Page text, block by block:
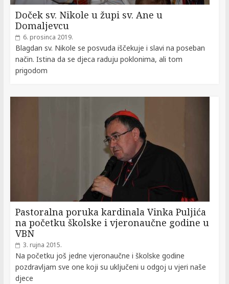
Doček sv. Nikole u župi sv. Ane u
Domaljevcu
6. prosinca 2019.
Blagdan sv. Nikole se posvuda iščekuje i slavi na poseban
način. Istina da se djeca raduju poklonima, ali tom
prigodom
Pastoralna poruka kardinala Vinka Puljića
na početku školske i vjeronaučne godine u
VBN
3. rujna 2015.
Na početku još jedne vjeronaučne i školske godine
pozdravljam sve one koji su uključeni u odgoj u vjeri naše
djece